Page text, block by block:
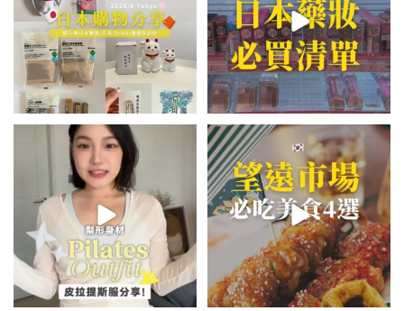
💭留言「美背」傳🔗給你！
🏷️#吉推韓國 🇰🇷
...
49 20
\🇰🇷韓國望遠市場4家必吃美食
😋/
💭留言「望遠市場」傳地址給你
350 59